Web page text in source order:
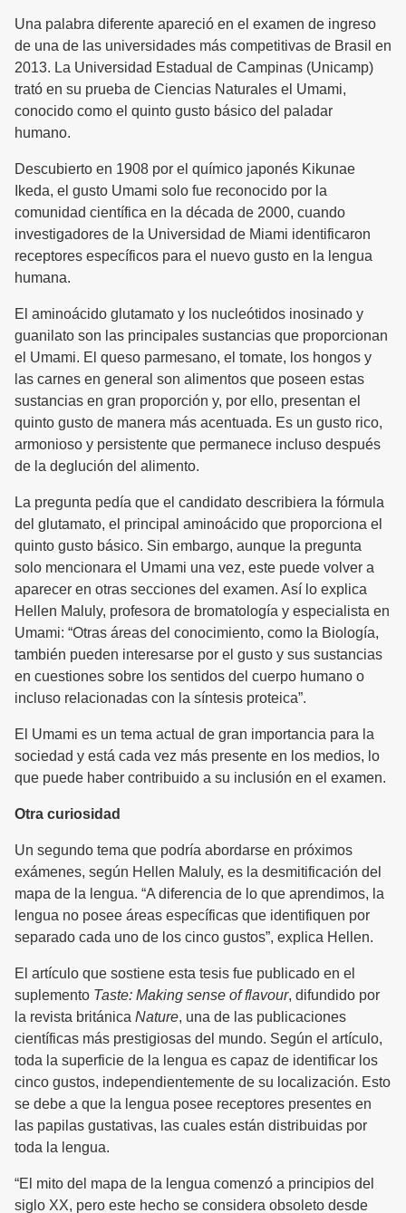
Una palabra diferente apareció en el examen de ingreso
de una de las universidades más competitivas de Brasil en
2013. La Universidad Estadual de Campinas (Unicamp)
trató en su prueba de Ciencias Naturales el Umami,
conocido como el quinto gusto básico del paladar
humano.
Descubierto en 1908 por el químico japonés Kikunae
Ikeda, el gusto Umami solo fue reconocido por la
comunidad científica en la década de 2000, cuando
investigadores de la Universidad de Miami identificaron
receptores específicos para el nuevo gusto en la lengua
humana.
El aminoácido glutamato y los nucleótidos inosinado y
guanilato son las principales sustancias que proporcionan
el Umami. El queso parmesano, el tomate, los hongos y
las carnes en general son alimentos que poseen estas
sustancias en gran proporción y, por ello, presentan el
quinto gusto de manera más acentuada. Es un gusto rico,
armonioso y persistente que permanece incluso después
de la deglución del alimento.
La pregunta pedía que el candidato describiera la fórmula
del glutamato, el principal aminoácido que proporciona el
quinto gusto básico. Sin embargo, aunque la pregunta
solo mencionara el Umami una vez, este puede volver a
aparecer en otras secciones del examen. Así lo explica
Hellen Maluly, profesora de bromatología y especialista en
Umami: “Otras áreas del conocimiento, como la Biología,
también pueden interesarse por el gusto y sus sustancias
en cuestiones sobre los sentidos del cuerpo humano o
incluso relacionadas con la síntesis proteica”.
El Umami es un tema actual de gran importancia para la
sociedad y está cada vez más presente en los medios, lo
que puede haber contribuido a su inclusión en el examen.
Otra curiosidad
Un segundo tema que podría abordarse en próximos
exámenes, según Hellen Maluly, es la desmitificación del
mapa de la lengua. “A diferencia de lo que aprendimos, la
lengua no posee áreas específicas que identifiquen por
separado cada uno de los cinco gustos”, explica Hellen.
El artículo que sostiene esta tesis fue publicado en el
suplemento Taste: Making sense of flavour, difundido por
la revista británica Nature, una de las publicaciones
científicas más prestigiosas del mundo. Según el artículo,
toda la superficie de la lengua es capaz de identificar los
cinco gustos, independientemente de su localización. Esto
se debe a que la lengua posee receptores presentes en
las papilas gustativas, las cuales están distribuidas por
toda la lengua.
“El mito del mapa de la lengua comenzó a principios del
siglo XX, pero este hecho se considera obsoleto desde